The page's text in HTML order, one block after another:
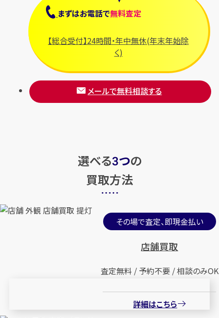
まずはお電話で無料査定
【総合受付】24時間・年中無休(年末年始除
く)
メールで無料相談する
選べる3つの
買取方法
その場で査定、即現金払い
店舗買取
査定無料 / 予約不要 / 相談のみOK
詳細はこちら